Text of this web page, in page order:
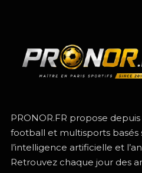
PRONOR.FR propose
football et multisports basés
l’intelligence artificielle et
Retrouvez chaque jour des